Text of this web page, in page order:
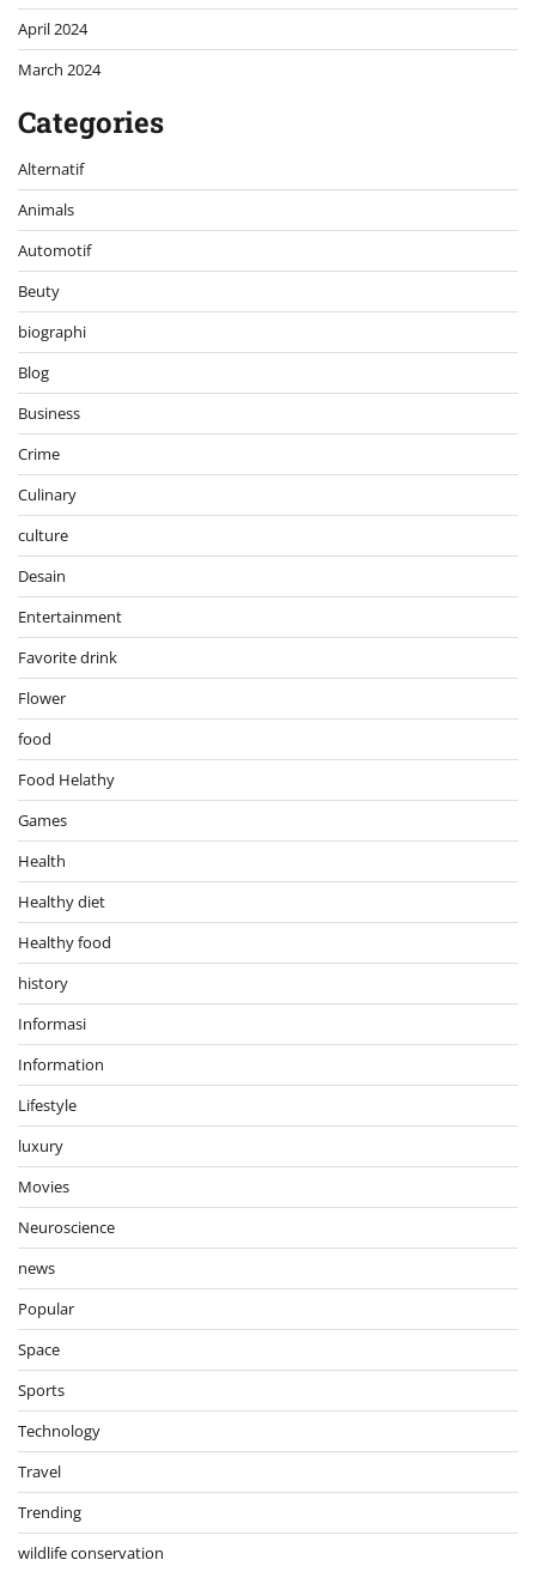
April 2024
March 2024
Categories
Alternatif
Animals
Automotif
Beuty
biographi
Blog
Business
Crime
Culinary
culture
Desain
Entertainment
Favorite drink
Flower
food
Food Helathy
Games
Health
Healthy diet
Healthy food
history
Informasi
Information
Lifestyle
luxury
Movies
Neuroscience
news
Popular
Space
Sports
Technology
Travel
Trending
wildlife conservation